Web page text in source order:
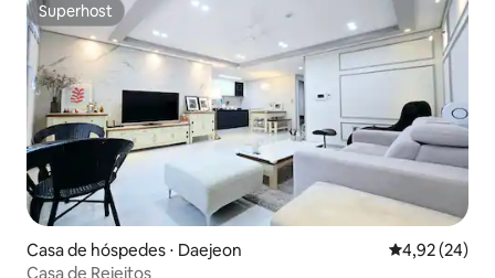
Superhost
Superhost
Casa de hóspedes ⋅ Daejeon 4,92 de uma
4,92 (24)
Casa de Rejeitos